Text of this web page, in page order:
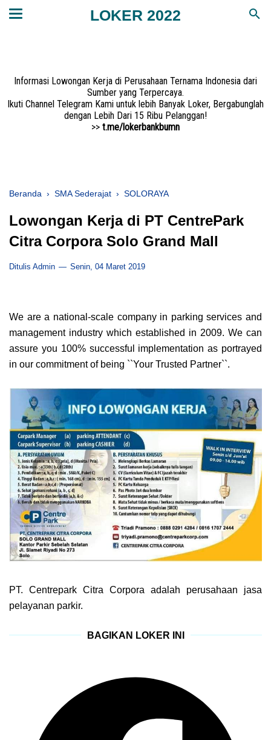
LOKER 2022
Informasi Lowongan Kerja di Perusahaan Ternama Indonesia dari
Sumber yang Terpercaya.
Ikuti Channel Telegram Kami untuk lebih Banyak Loker, Bergabunglah
dengan Lebih Dari 15 Ribu Pelanggan!
>> t.me/lokerbankbumn
Beranda › SMA Sederajat › SOLORAYA
Lowongan Kerja di PT CentrePark
Citra Corpora Solo Grand Mall
Ditulis Admin Senin, 04 Maret 2019
We are a national-scale company in parking services and
management industry which established in 2009. We can
assure you 100% successful implementation as portrayed
in our commitment of being ``Your Trusted Partner``.
PT. Centrepark Citra Corpora adalah perusahaan jasa
pelayanan parkir.
BAGIKAN LOKER INI